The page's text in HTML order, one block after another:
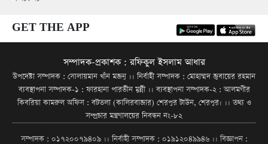
GET THE APP
সম্পাদক-প্রকাশক : রফিকুল ইসলাম আধার
উপদেষ্টা সম্পাদক : সোলায়মান খাঁন মজনু ।। নির্বাহী সম্পাদক : মোহাম্মদ জুবায়ের রহমান
ব্যবস্থাপনা সম্পাদক-১ : ফারহানা পারভীন মুন্নী ।। ব্যবস্থাপনা সম্পাদক-২ : আলমগীর
কিবরিয়া কামরুল অফিস : বটতলা (কালিরবাজার) শেরপুর টাউন, শেরপুর। ।। তথ্য ও
সম্প্রচার মন্ত্রণালয়ের নিবন্ধন নং-৮২
সম্পাদক : ০১৭২০০৭৯৪০৯ ।। নির্বাহী সম্পাদক : ০১৯১২০৪৯৯৪৬ ।। বিজ্ঞাপন :